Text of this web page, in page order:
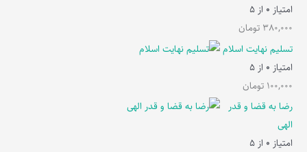
امتیاز 0 از 5
380,000 تومان
تسلیم نهایت اسلام
امتیاز 0 از 5
100,000 تومان
رضا به قضا و قدر
الهی
امتیاز 0 از 5